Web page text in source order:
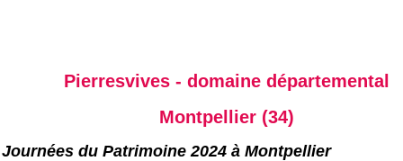
Pierresvives - domaine départemental
Montpellier (34)
Journées du Patrimoine 2024 à Montpellier